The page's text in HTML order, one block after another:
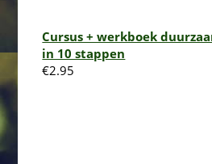
Cursus + werkboek
in 10 stappen
€2.95